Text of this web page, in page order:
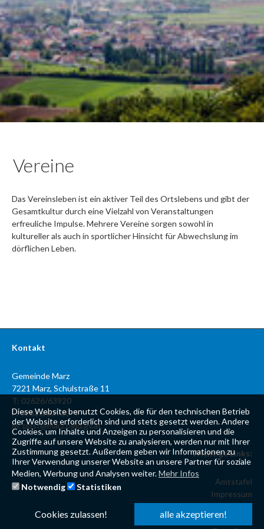
Diese Website benutzt Cookies, die für den technischen Betrieb
der Website erforderlich sind und stets gesetzt werden. Andere
Cookies, um Inhalte und Anzeigen zu personalisieren und die
Zugriffe auf unsere Website zu analysieren, werden nur mit Ihrer
Zustimmung gesetzt. Außerdem geben wir Informationen zu
Ihrer Verwendung unserer Website an unsere Partner für soziale
Medien, Werbung und Analysen weiter.Mehr Infos
Notwendig
Statistiken
Cookies zulassen! alle akzeptieren!
Vereine
Das Vereinsleben ist ein aktiver Teil des Ortslebens und gibt der
Gesamtkultur durch eine Vielzahl von Veranstaltungen
erfreuliche Impulse. Mehrere Vereine sorgen sowohl in
kultureller als auch in sportlicher Hinsicht für Abwechslung im
dörflichen Leben.
Kontakt
Gemeinde Marz
7221 Marz, Schulstraße 11
T: 02626/63920
F: 02626/63920-4
M:post@marz.bgld.gv.at
Wichtige Links:
Amtstafel
Impressum
Datenschutzerklärung
Kontaktformular